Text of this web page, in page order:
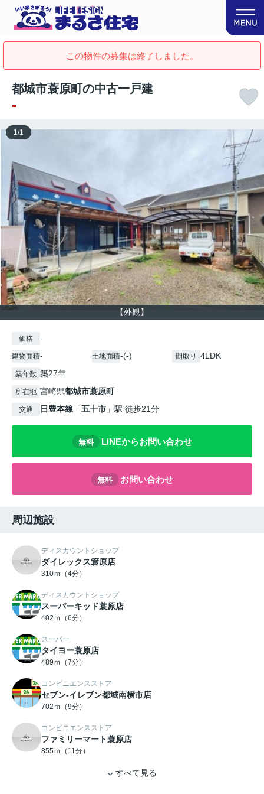
この物件の募集は終了しました。
都城市蓑原町の中古一戸建
-
【外観】
1/1
価格 -
建物面積- 土地面積-(-) 間取り 4LDK
築年数 築27年
所在地 宮崎県都城市蓑原町
交通 日豊本線 「五十市 」駅 徒歩21分
無料 LINEからお問い合わせ
無料 お問い合わせ
周辺施設
ディスカウントショップ
ダイレックス簑原店
310ｍ（4分）
ディスカウントショップ
スーパーキッド蓑原店
402ｍ（6分）
スーパー
タイヨー蓑原店
489ｍ（7分）
コンビニエンスストア
セブン-イレブン都城南横市店
702ｍ（9分）
コンビニエンスストア
ファミリーマート蓑原店
855ｍ（11分）
すべて見る